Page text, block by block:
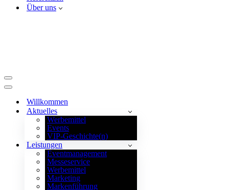
Über uns
Navigationsmenü
Navigationsmenü
Willkommen
Aktuelles
Werbemittel
Events
VIP-Geschichte(n)
Leistungen
Eventmanagement
Messeservice
Werbemittel
Marketing
Markenführung